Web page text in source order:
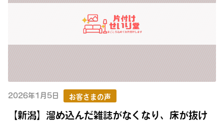
2026年1月5日 お客さまの声
【新潟】溜め込んだ雑誌がなくなり、床が抜け